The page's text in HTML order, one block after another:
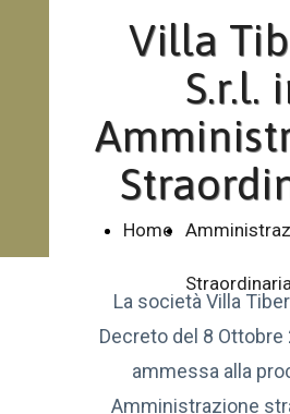
Villa
S.r.l.
Home
La società Villa
Decreto del 8 Ottobre
ammessa alla
Amministrazione